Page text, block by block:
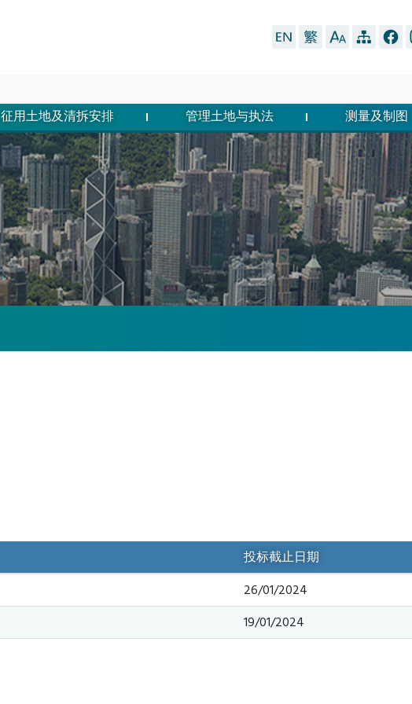
征用土地及清拆安排 管理土地与执法 测量及制图
投标截止日期
26/01/2024
19/01/2024